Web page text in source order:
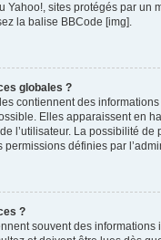
Yahoo!, sites protégés par un
la balise BBCode [img].
globales ?
contiennent des
Elles apparaissent en
l’utilisateur. La possibilité de
définies par
?
souvent des informations